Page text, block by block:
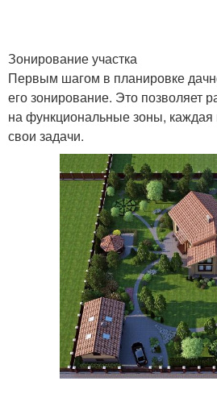
Зонирование участка
Первым шагом в планировке
его зонирование. Это позволяет
на функциональные зоны, каждая
свои задачи.